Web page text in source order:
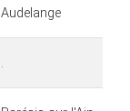
Audelange
.